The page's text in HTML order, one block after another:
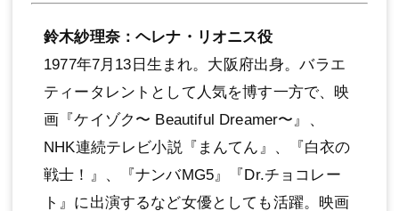
鈴⽊紗理奈：ヘレナ・リオニス役
1977年7⽉13⽇⽣まれ。⼤阪府出⾝。バラエ
ティータレントとして⼈気を博す⼀⽅で、映
画『ケイゾク〜 Beautiful Dreamer〜』、
NHK連続テレビ⼩説『まんてん』、『⽩⾐の
戦⼠！』、『ナンバMG5』『Dr.チョコレー
ト』に出演するなど⼥優としても活躍。映画